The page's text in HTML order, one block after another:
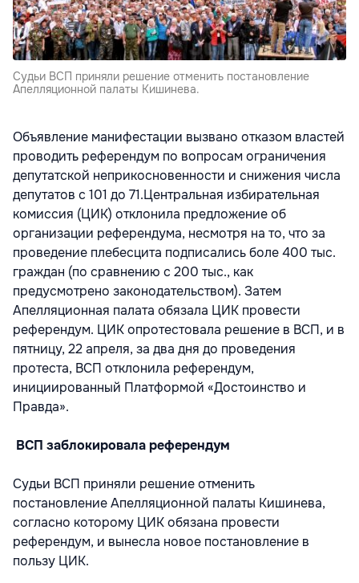
Судьи ВСП приняли решение отменить постановление
Апелляционной палаты Кишинева.
Объявление манифестации вызвано отказом властей
проводить референдум по вопросам ограничения
депутатской неприкосновенности и снижения числа
депутатов с 101 до 71.Центральная избирательная
комиссия (ЦИК) отклонила предложение об
организации референдума, несмотря на то, что за
проведение плебесцита подписались боле 400 тыс.
граждан (по сравнению с 200 тыс., как
предусмотрено законодательством). Затем
Апелляционная палата обязала ЦИК провести
референдум. ЦИК опротестовала решение в ВСП, и в
пятницу, 22 апреля, за два дня до проведения
протеста, ВСП отклонила референдум,
инициированный Платформой «Достоинство и
Правда».
ВСП заблокировала референдум
Судьи ВСП приняли решение отменить
постановление Апелляционной палаты Кишинева,
согласно которому ЦИК обязана провести
референдум, и вынесла новое постановление в
пользу ЦИК.